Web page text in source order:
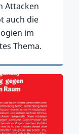
Attacken
auch die
im
Thema.